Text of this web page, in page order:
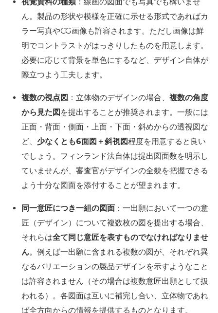
ん。製品の形状や模様を正確に示せる形式であればカ
ラー写真やCG画像も許容されます。ただし画像は鮮
明でコントラストがはっきりしたものを用意します。
必要に応じて背景を単色にするなど、デザイン自体が
際立つよう工夫します。
複数の視点図 ：立体物のデザインの場合、 複数の角度
から見た図 を提出することが推奨されます。一般には
正面・背面・側面・上面・下面・斜めからの透視図な
ど、 少なくとも6面図＋斜視図程度を用意すると良い
でしょう。フィンランド法自体は提出図面数を明示し
ていませんが、審査官がデザインの全貌を把握できる
よう十分な図面を添付することが望まれます。
同一意匠につき一組の図面 ：一出願において一つの意
匠（デザイン）について複数枚の図を提出する場合、
それらは全て同じ意匠を表すものでなければなりませ
ん。例えば一出願に含まれる複数の図が、それぞれ異
なるバリエーションの製品デザインを示すようなこと
は許容されません（その場合は複数意匠出願として扱
われる）。各図面は互いに補完し合い、立体物であれ
ば全方向からの情報を提供するものとなります。